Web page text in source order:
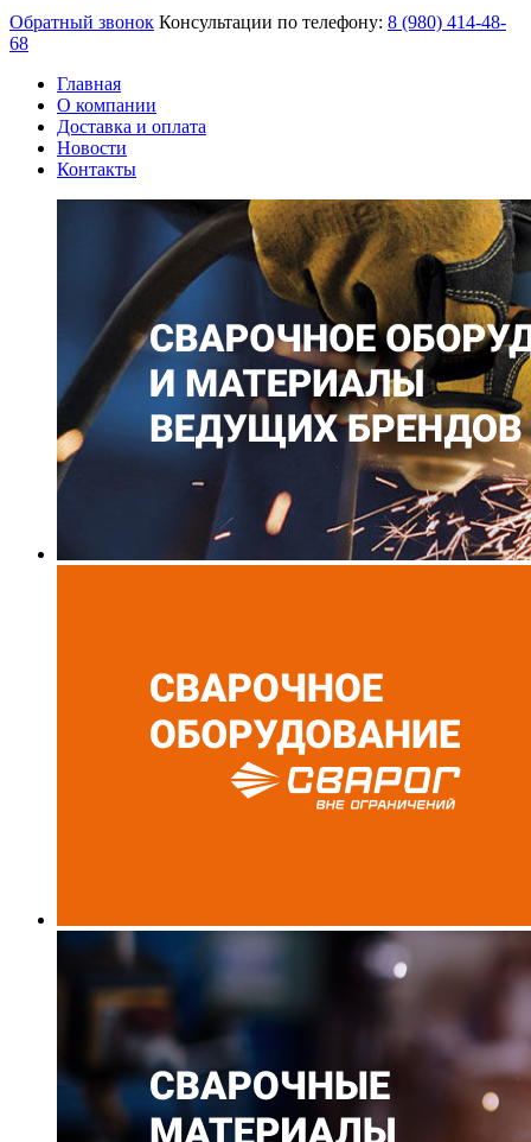
Обратный звонок Консультации по телефону: 8 (980) 414-48-
68
Главная
О компании
Доставка и оплата
Новости
Контакты